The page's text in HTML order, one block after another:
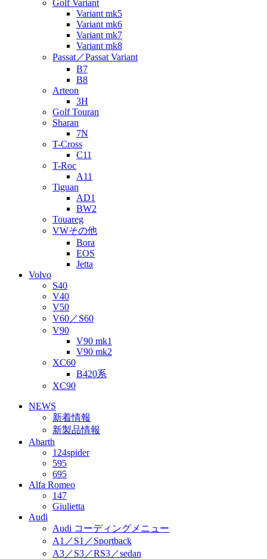
Golf Variant
Variant mk5
Variant mk6
Variant mk7
Variant mk8
Passat／Passat Variant
B7
B8
Arteon
3H
Golf Touran
Sharan
7N
T-Cross
C11
T-Roc
A11
Tiguan
AD1
BW2
Touareg
VWその他
Bora
EOS
Jetta
Volvo
S40
V40
V50
V60／S60
V90
V90 mk1
V90 mk2
XC60
B420系
XC90
NEWS
新着情報
新製品情報
Abarth
124spider
595
695
Alfa Romeo
147
Giulietta
Audi
Audi コーディングメニュー
A1／S1／Sportback
A3／S3／RS3／sedan